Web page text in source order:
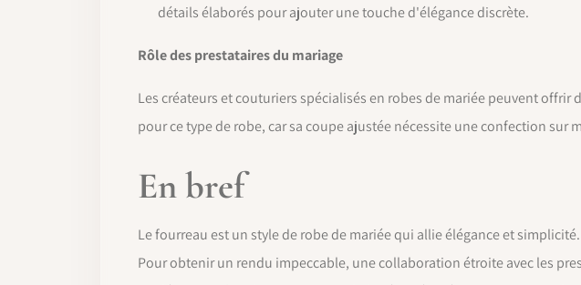
détails élaborés pour ajouter une touche d'élégance discrète.
Rôle des prestataires du mariage
Les créateurs et couturiers spécialisés en robes de mariée peuvent
pour ce type de robe, car sa coupe ajustée nécessite une confection
En bref
Le fourreau est un style de robe de mariée qui allie élégance et
Pour obtenir un rendu impeccable, une collaboration étroite avec les